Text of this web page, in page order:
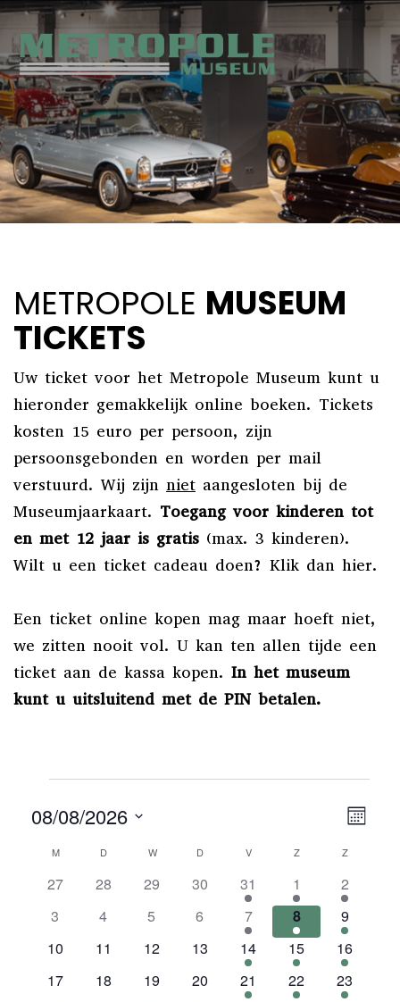
METROPOLE MUSEUM
TICKETS
Uw ticket voor het Metropole Museum kunt u
hieronder gemakkelijk online boeken. Tickets
kosten 15 euro per persoon, zijn
persoonsgebonden en worden per mail
verstuurd. Wij zijn niet aangesloten bij de
Museumjaarkaart. Toegang voor kinderen tot
en met 12 jaar is gratis (max. 3 kinderen).
Wilt u een ticket cadeau doen? Klik dan hier.
Een ticket online kopen mag maar hoeft niet,
we zitten nooit vol. U kan ten allen tijde een
ticket aan de kassa kopen. In het museum
kunt u uitsluitend met de PIN betalen.
Maand
08/08/2026
eenKALENDER
VAN
EVENEMENTEN
MMAANDAG
DDINSDAGWWOENSDAG
D DONDERDAG
VVRIJDAGZZATERDAG
ZZONDAG
0
27
0
28
0
29
0
evenementen
30
1
evenement
31
1
evenement
1
1
2
0
3
0
4
0
5
0
evenementen
6
1
evenement
7
1
evenement
8
1
9
0
10
0
11
0
12
0
evenementen
13
1
evenement
14
1
evenement
15
1
16
0
17
0
18
0
19
0
20
1
21
1
22
1
23